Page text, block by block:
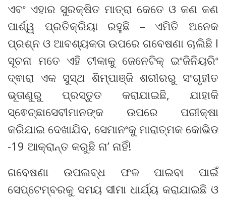
ଏବଂ ଏହାର ସୁରକ୍ଷିତ ମାତ୍ରା କେତେ ଓ କଣ କଣ
ପାର୍ଶ୍ୱ ପ୍ରତିକ୍ରିୟା ରହୁଛି – ଏମିତି ଅନେକ
ପ୍ରଶ୍ନ ଓ ଆବଶ୍ୟକତା ଉପରେ ଗବେଷଣା ଚାଲିଛି l
ସୂଚନା ମତେ ଏହି ଟୀକାକୁ ଜେନେଟିକ୍ ଇଂଜିନିୟରିଂ
ଦ୍ଵାରା ଏକ ସୁସ୍ଥ ଶିମ୍ପାଞ୍ଜି ଶରୀରରୁ ସଂଗୃହୀତ
ଭୂତାଣୁରୁ ପ୍ରସ୍ତୁତ କରାଯାଇଛି, ଯାହାକି
ସ୍ଵେଚ୍ଛାସେବୀମାନଙ୍କ ଉପରେ ପରୀକ୍ଷା
କରିଯାଇ ଦେଖାଯିବ, ସେମାନଂକୁ ମାରାତ୍ମକ କୋଭିଡ
-19 ଆକ୍ରାନ୍ତ କରୁଛି ନା’ ନାହିଁ!
ଗବେଷଣା ଉପଲବ୍ଧ ଫଳ ପାଇବା ପାଇଁ
ସେପ୍ଟେମ୍ବରକୁ ସମୟ ସୀମା ଧାର୍ଯ୍ୟ କରାଯାଇଛି ଓ